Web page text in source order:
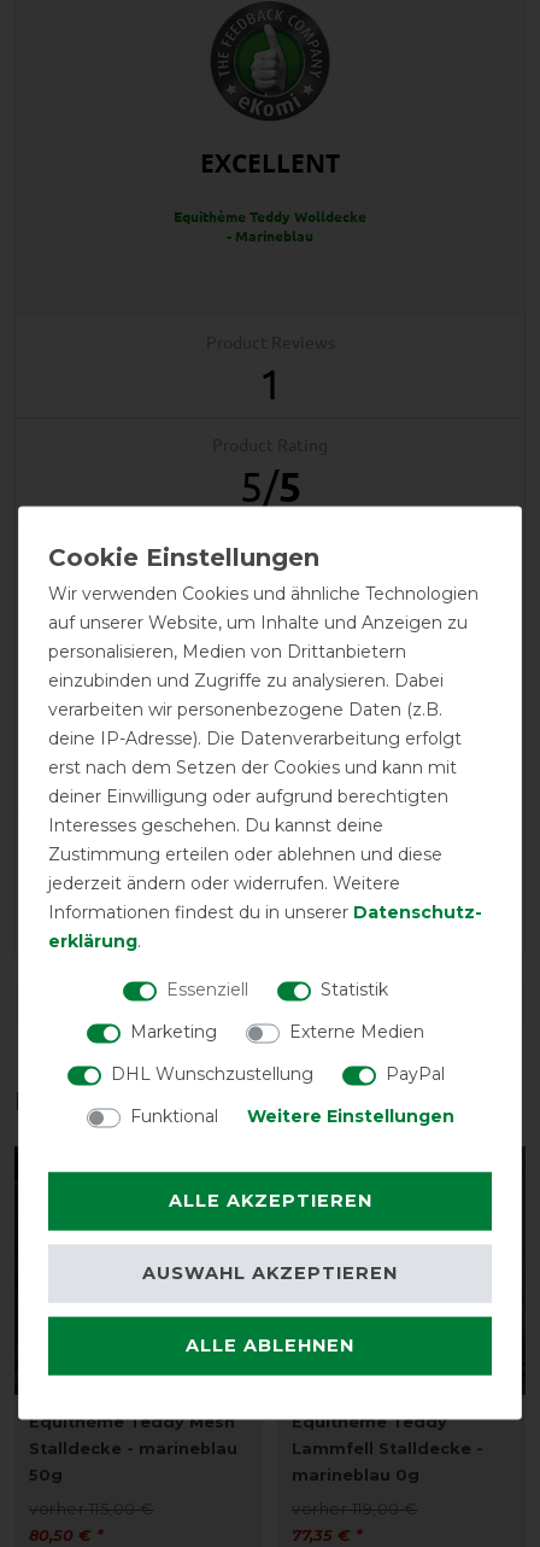
EXCELLENT
Equithème Teddy Wolldecke
- Marineblau
1
5/5
product experience
calculated from 1 customer reviews
Positive
100%
Neutral
0%
Negative
0%
10.12.2021
Sehr schöne qualitativ hochwertige Decke
DETAILS ZUR PRODUKTSICHERHEIT
Das perfekte Zubehör für dich
-30%
Equithème Teddy Mesh
Stalldecke - marineblau
50g
vorher 115,00 €
80,50 € *
-35%
Equithème Teddy
Lammfell Stalldecke -
marineblau 0g
vorher 119,00 €
77,35 € *
Wir verwenden Cookies und ähnliche Technologien
auf unserer Website, um Inhalte und Anzeigen zu
personalisieren, Medien von Drittanbietern
einzubinden und Zugriffe zu analysieren. Dabei
verarbeiten wir personenbezogene Daten (z.B.
deine IP-Adresse). Die Datenverarbeitung erfolgt
erst nach dem Setzen der Cookies und kann mit
deiner Einwilligung oder aufgrund berechtigten
Interesses geschehen. Du kannst deine
Zustimmung erteilen oder ablehnen und diese
jederzeit ändern oder widerrufen. Weitere
Informationen findest du in unserer Daten­schutz­
erklärung.
Essenziell
Statistik
Marketing
Externe Medien
DHL Wunschzustellung
PayPal
Funktional
Weitere Einstellungen
ALLE AKZEPTIEREN
ALLE ABLEHNEN
AUSWAHL AKZEPTIEREN